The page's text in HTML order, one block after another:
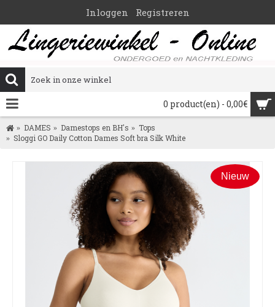
Inloggen Registreren
0 product(en) - 0,00€
DAMES Damestops en BH's
Tops
Sloggi GO Daily Cotton Dames Soft bra Silk White
Nieuw